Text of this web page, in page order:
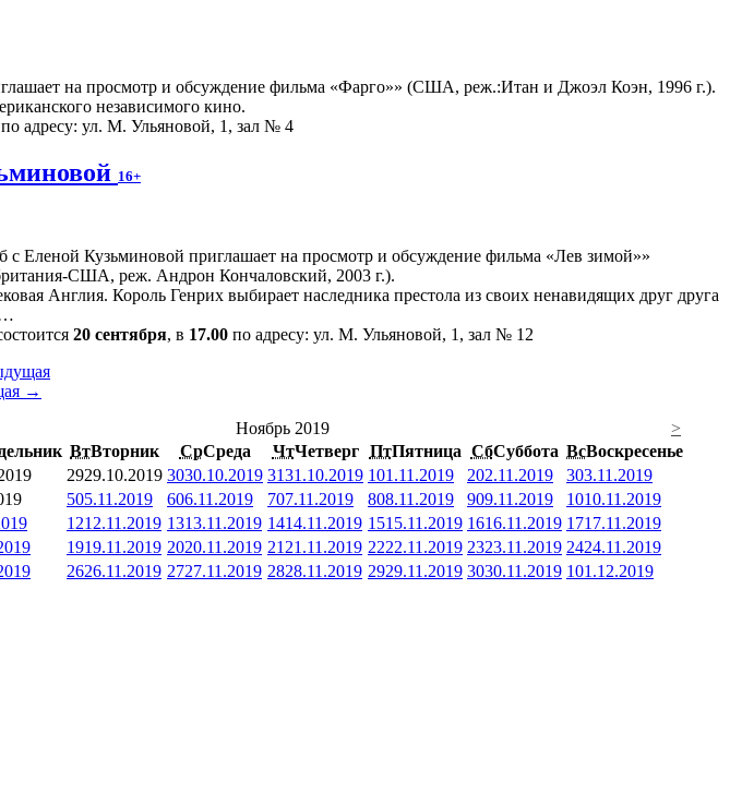
на просмотр и обсуждение фильма «Фарго»» (США, реж.:Итан и Джоэл Коэн, 1996 г.).
независимого кино.
по адресу: ул. М. Ульяновой, 1, зал № 4
16+
с Еленой Кузьминовой приглашает на просмотр и обсуждение фильма «Лев зимой»»
США, реж. Андрон Кончаловский, 2003 г.).
Англия. Король Генрих выбирает наследника престола из своих ненавидящих друг друга
20 сентября, в 17.00 по адресу: ул. М. Ульяновой, 1, зал № 12
→
Ноябрь 2019
>
ВтВторник СрСреда ЧтЧетверг ПтПятница СбСуббота ВсВоскресенье
2929.10.2019 3030.10.2019 3131.10.2019 101.11.2019 202.11.2019 303.11.2019
505.11.2019 606.11.2019 707.11.2019 808.11.2019 909.11.2019 1010.11.2019
1212.11.2019 1313.11.2019 1414.11.2019 1515.11.2019 1616.11.2019 1717.11.2019
1919.11.2019 2020.11.2019 21 21.11.2019 2222.11.2019 2323.11.2019 2424.11.2019
2626.11.2019 2727.11.2019 2828.11.2019 2929.11.2019 3030.11.2019 101.12.2019